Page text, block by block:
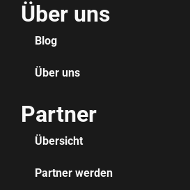
Über uns
Blog
Über uns
Partner
Übersicht
Partner werden